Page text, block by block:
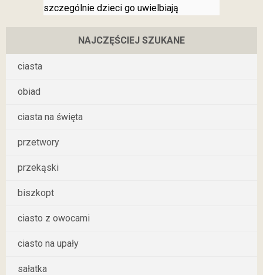
szczególnie dzieci go uwielbiają
NAJCZĘŚCIEJ SZUKANE
ciasta
obiad
ciasta na święta
przetwory
przekąski
biszkopt
ciasto z owocami
ciasto na upały
sałatka